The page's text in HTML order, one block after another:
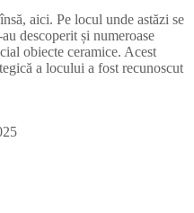
aici. Pe locul unde astăzi se
descoperit și numeroase
obiecte ceramice. Acest
a locului a fost recunoscut